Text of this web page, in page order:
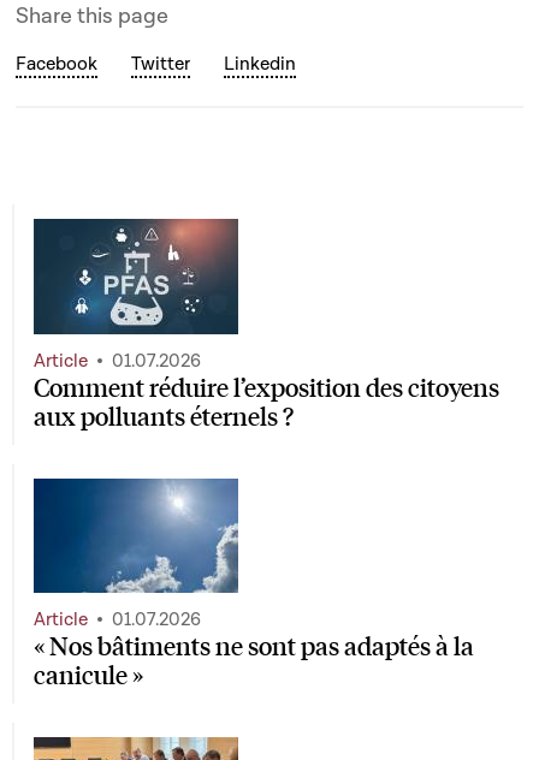
Share this page
Facebook Twitter Linkedin
Comment réduire l’exposition des citoyens
aux polluants éternels ?
Article 01.07.2026
« Nos bâtiments ne sont pas adaptés à la
canicule »
Article 01.07.2026